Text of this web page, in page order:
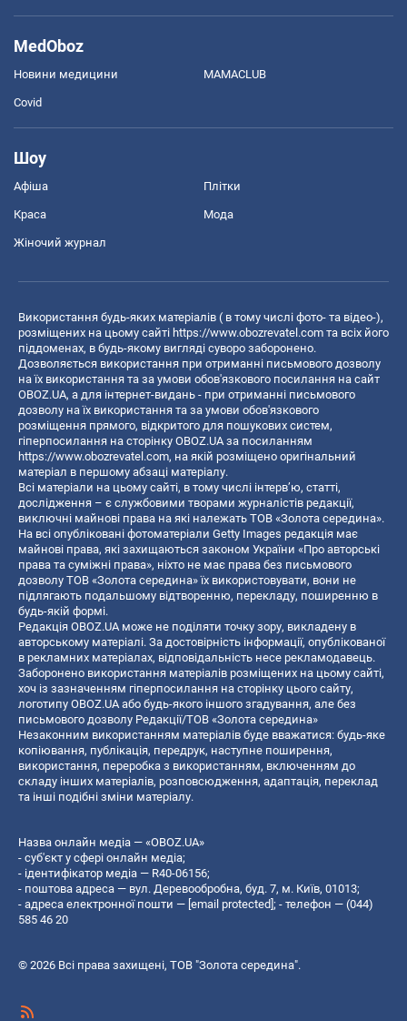
MedOboz
Новини медицини MAMACLUB
Covid
Шоу
Афіша Плітки
Краса Мода
Жіночий журнал
Використання будь-яких матеріалів ( в тому числі фото- та відео-),
розміщених на цьому сайті https://www.obozrevatel.com та всіх його
піддоменах, в будь-якому вигляді суворо заборонено.
Дозволяється використання при отриманні письмового дозволу
на їх використання та за умови обов'язкового посилання на сайт
OBOZ.UA, а для інтернет-видань - при отриманні письмового
дозволу на їх використання та за умови обов'язкового
розміщення прямого, відкритого для пошукових систем,
гіперпосилання на сторінку OBOZ.UA за посиланням
https://www.obozrevatel.com, на якій розміщено оригінальний
матеріал в першому абзаці матеріалу.
Всі матеріали на цьому сайті, в тому числі інтерв’ю, статті,
дослідження – є службовими творами журналістів редакції,
виключні майнові права на які належать ТОВ «Золота середина».
На всі опубліковані фотоматеріали Getty Images редакція має
майнові права, які захищаються законом України «Про авторські
права та суміжні права», ніхто не має права без письмового
дозволу ТОВ «Золота середина» їх використовувати, вони не
підлягають подальшому відтворенню, перекладу, поширенню в
будь-якій формі.
Редакція OBOZ.UA може не поділяти точку зору, викладену в
авторському матеріалі. За достовірність інформації, опублікованої
в рекламних матеріалах, відповідальність несе рекламодавець.
Заборонено використання матеріалів розміщених на цьому сайті,
хоч із зазначенням гіперпосилання на сторінку цього сайту,
логотипу OBOZ.UA або будь-якого іншого згадування, але без
письмового дозволу Редакції/ТОВ «Золота середина»
Незаконним використанням матеріалів буде вважатися: будь-яке
копiювання, публiкацiя, передрук, наступне поширення,
використання, переробка з використанням, включенням до
складу інших матеріалів, розповсюдження, адаптація, переклад
та інші подібні зміни матеріалу.
Назва онлайн медіа — «OBOZ.UA»
- суб'єкт у сфері онлайн медіа;
- ідентифікатор медіа — R40-06156;
- поштова адреса — вул. Деревообробна, буд. 7, м. Київ, 01013;
- адреса електронної пошти — [email protected]; - телефон — (044)
585 46 20
© 2026 Всі права захищені, ТОВ "Золота середина".